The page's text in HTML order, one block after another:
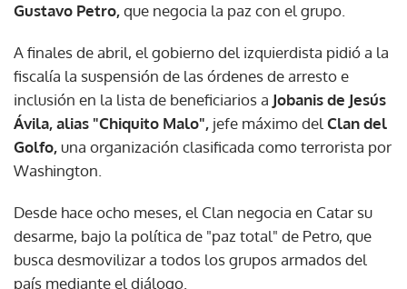
Gustavo Petro,que negocia la paz con el grupo.
A finales de abril, el gobierno del izquierdista pidió a la
fiscalía la suspensión de las órdenes de arresto e
inclusión en la lista de beneficiarios a Jobanis de Jesús
Ávila, alias "Chiquito Malo", jefe máximo del Clan del
Golfo,una organización clasificada como terrorista por
Washington.
Desde hace ocho meses, el Clan negocia en Catar su
desarme, bajo la política de "paz total" de Petro, que
busca desmovilizar a todos los grupos armados del
país mediante el diálogo.